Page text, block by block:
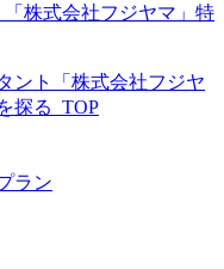
「株式会社フジヤマ」特
ント「株式会社フジヤ
探る_TOP
ラン